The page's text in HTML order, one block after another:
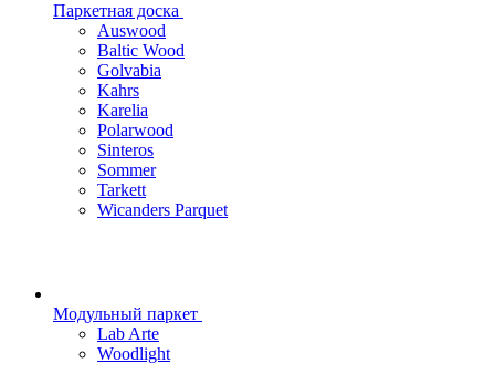
Паркетная доска
Auswood
Baltic Wood
Golvabia
Kahrs
Karelia
Polarwood
Sinteros
Sommer
Tarkett
Wicanders Parquet
Модульный паркет
Lab Arte
Woodlight